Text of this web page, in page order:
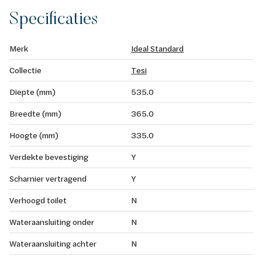
Specificaties
Merk
Ideal Standard
Collectie
Tesi
Diepte (mm)
535.0
Breedte (mm)
365.0
Hoogte (mm)
335.0
Verdekte bevestiging
Y
Scharnier vertragend
Y
Verhoogd toilet
N
Wateraansluiting onder
N
Wateraansluiting achter
N